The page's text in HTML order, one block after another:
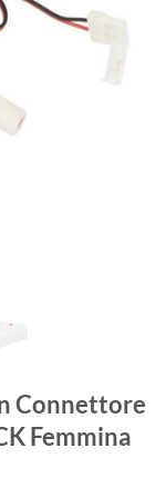
Connettore
Femmina